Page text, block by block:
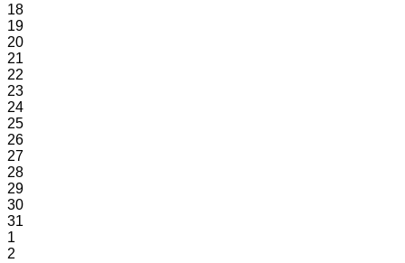
18
19
20
21
22
23
24
25
26
27
28
29
30
31
1
2